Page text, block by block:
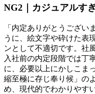
NG2｜カジュアルす
「内定ありがとうござい
うに、絵文字や砕けた表
ンとして不適切です。社
入社前の内定段階では丁
に、必要以上にかしこま
縮至極に存じ奉り候」の
め、現代的でわかりやす